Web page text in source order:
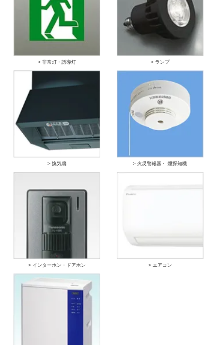
> 非常灯・誘導灯 > ランプ
> 換気扇 > 火災警報器・ 煙探知機
> インターホン・ドアホン > エアコン